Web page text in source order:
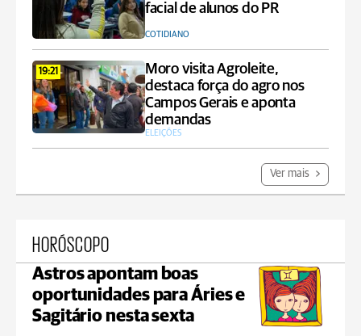
facial de alunos do PR
COTIDIANO
19:21
Moro visita Agroleite,
destaca força do agro nos
Campos Gerais e aponta
demandas
ELEIÇÕES
Ver mais
HORÓSCOPO
Astros apontam boas
oportunidades para Áries e
Sagitário nesta sexta